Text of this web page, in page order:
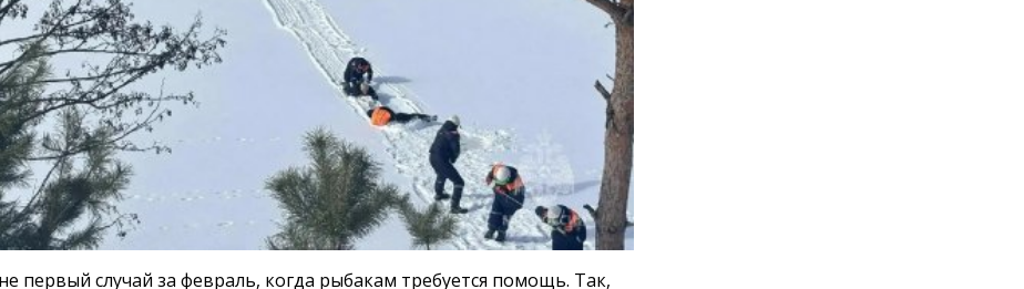
первый случай за февраль, когда рыбакам требуется помощь. Так,